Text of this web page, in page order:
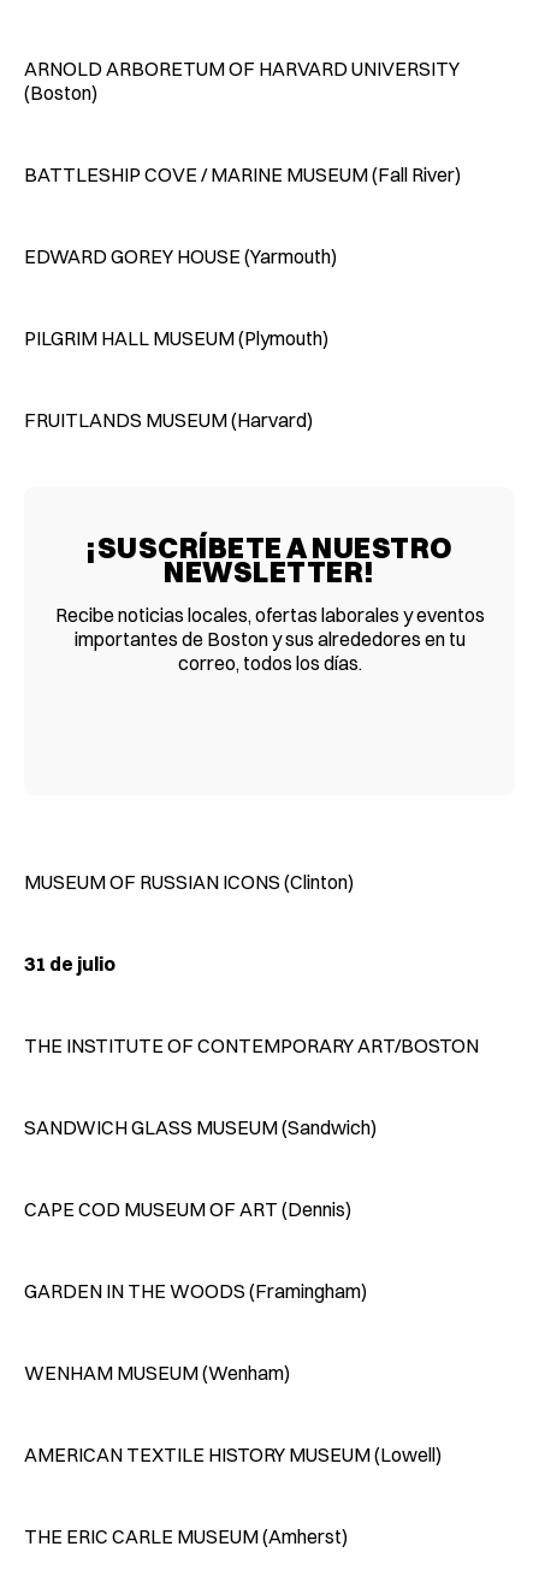
ARNOLD ARBORETUM OF HARVARD UNIVERSITY
(Boston)
BATTLESHIP COVE / MARINE MUSEUM (Fall River)
EDWARD GOREY HOUSE (Yarmouth)
PILGRIM HALL MUSEUM (Plymouth)
FRUITLANDS MUSEUM (Harvard)
¡SUSCRÍBETE A NUESTRO
NEWSLETTER!
Recibe noticias locales, ofertas laborales y eventos
importantes de Boston y sus alrededores en tu
correo, todos los días.
MUSEUM OF RUSSIAN ICONS (Clinton)
31 de julio
THE INSTITUTE OF CONTEMPORARY ART/BOSTON
SANDWICH GLASS MUSEUM (Sandwich)
CAPE COD MUSEUM OF ART (Dennis)
GARDEN IN THE WOODS (Framingham)
WENHAM MUSEUM (Wenham)
AMERICAN TEXTILE HISTORY MUSEUM (Lowell)
THE ERIC CARLE MUSEUM (Amherst)